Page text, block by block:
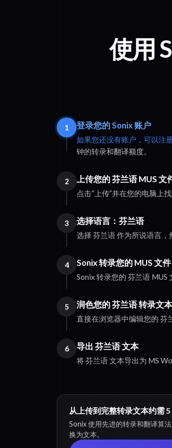
使用
1 登录您的 Sonix 账户
如果您还没有账户，可以注
钟的转录和翻译额度。
2 上传您的 芬兰语 MUS 文
点击“上传”并在您的电脑上
3 选择语言：芬兰语
选择 芬兰语 作为所说语言，
4 Sonix 转录您的 MUS 文件
Sonix 转录您的 芬兰语 MUS
5 润色您的 芬兰语 转录文本
直接在浏览器中编辑您的 芬
6 导出 芬兰语 文本
将 芬兰语 文本导出为 MS
从上传到完整转录文本约需 5
Sonix 使用先进的转录和翻译算
换为文本。